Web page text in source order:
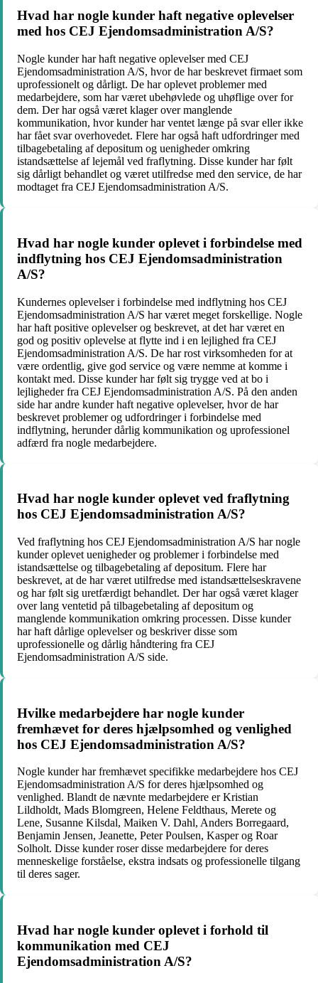
Hvad har nogle kunder haft negative oplevelser
med hos CEJ Ejendomsadministration A/S?
Nogle kunder har haft negative oplevelser med CEJ
Ejendomsadministration A/S, hvor de har beskrevet firmaet som
uprofessionelt og dårligt. De har oplevet problemer med
medarbejdere, som har været ubehøvlede og uhøflige over for
dem. Der har også været klager over manglende
kommunikation, hvor kunder har ventet længe på svar eller ikke
har fået svar overhovedet. Flere har også haft udfordringer med
tilbagebetaling af depositum og uenigheder omkring
istandsættelse af lejemål ved fraflytning. Disse kunder har følt
sig dårligt behandlet og været utilfredse med den service, de har
modtaget fra CEJ Ejendomsadministration A/S.
Hvad har nogle kunder oplevet i forbindelse med
indflytning hos CEJ Ejendomsadministration
A/S?
Kundernes oplevelser i forbindelse med indflytning hos CEJ
Ejendomsadministration A/S har været meget forskellige. Nogle
har haft positive oplevelser og beskrevet, at det har været en
god og positiv oplevelse at flytte ind i en lejlighed fra CEJ
Ejendomsadministration A/S. De har rost virksomheden for at
være ordentlig, give god service og være nemme at komme i
kontakt med. Disse kunder har følt sig trygge ved at bo i
lejligheder fra CEJ Ejendomsadministration A/S. På den anden
side har andre kunder haft negative oplevelser, hvor de har
beskrevet problemer og udfordringer i forbindelse med
indflytning, herunder dårlig kommunikation og uprofessionel
adfærd fra nogle medarbejdere.
Hvad har nogle kunder oplevet ved fraflytning
hos CEJ Ejendomsadministration A/S?
Ved fraflytning hos CEJ Ejendomsadministration A/S har nogle
kunder oplevet uenigheder og problemer i forbindelse med
istandsættelse og tilbagebetaling af depositum. Flere har
beskrevet, at de har været utilfredse med istandsættelseskravene
og har følt sig uretfærdigt behandlet. Der har også været klager
over lang ventetid på tilbagebetaling af depositum og
manglende kommunikation omkring processen. Disse kunder
har haft dårlige oplevelser og beskriver disse som
uprofessionelle og dårlig håndtering fra CEJ
Ejendomsadministration A/S side.
Hvilke medarbejdere har nogle kunder
fremhævet for deres hjælpsomhed og venlighed
hos CEJ Ejendomsadministration A/S?
Nogle kunder har fremhævet specifikke medarbejdere hos CEJ
Ejendomsadministration A/S for deres hjælpsomhed og
venlighed. Blandt de nævnte medarbejdere er Kristian
Lildholdt, Mads Blomgreen, Helene Feldthaus, Merete og
Lene, Susanne Kilsdal, Maiken V. Dahl, Anders Borregaard,
Benjamin Jensen, Jeanette, Peter Poulsen, Kasper og Roar
Solholt. Disse kunder roser disse medarbejdere for deres
menneskelige forståelse, ekstra indsats og professionelle tilgang
til deres sager.
Hvad har nogle kunder oplevet i forhold til
kommunikation med CEJ
Ejendomsadministration A/S?